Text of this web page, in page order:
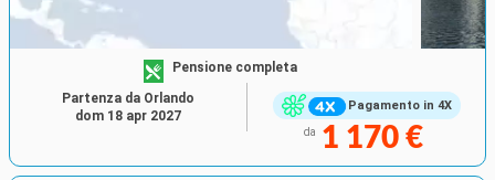
Pagamento in 4X
Pensione completa
da 1 170 €
Partenza da Orlando
dom 18 apr 2027